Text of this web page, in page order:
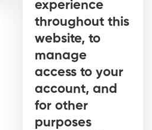
experience
throughout this
website, to
manage
access to your
account, and
for other
purposes